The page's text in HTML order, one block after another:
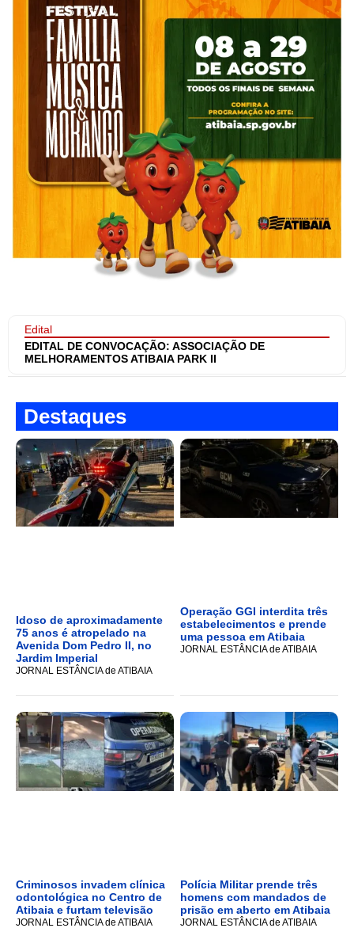
Edital
EDITAL DE CONVOCAÇÃO: ASSOCIAÇÃO DE
MELHORAMENTOS ATIBAIA PARK II
Destaques
Idoso de aproximadamente
75 anos é atropelado na
Avenida Dom Pedro II, no
Jardim Imperial
JORNAL ESTÂNCIA de ATIBAIA
Operação GGI interdita três
estabelecimentos e prende
uma pessoa em Atibaia
JORNAL ESTÂNCIA de ATIBAIA
Criminosos invadem clínica
odontológica no Centro de
Atibaia e furtam televisão
JORNAL ESTÂNCIA de ATIBAIA
Polícia Militar prende três
homens com mandados de
prisão em aberto em Atibaia
JORNAL ESTÂNCIA de ATIBAIA